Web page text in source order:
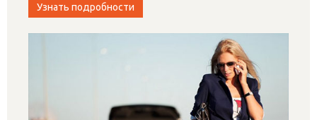
Узнать подробности